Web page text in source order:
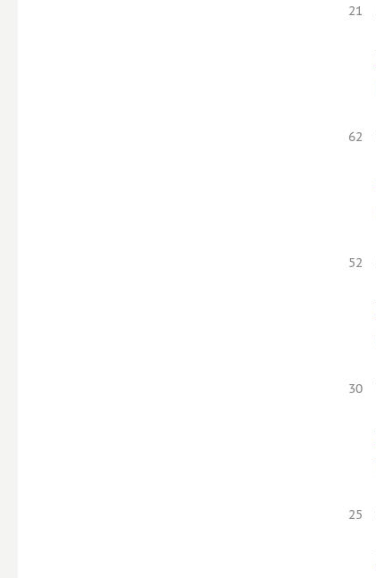
21
62
52
30
25